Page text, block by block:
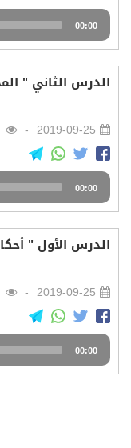
Audio
Player
00:00
الدرس الثاني "
2019-09-25
Audio
Player
00:00
الدرس الأول "
2019-09-25
Audio
Player
00:00